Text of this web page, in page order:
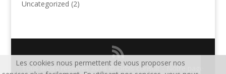
Uncategorized (2)
Tous droits réservés 2018 © Orbis consult - Notre page
Les cookies nous permettent de vous proposer nos